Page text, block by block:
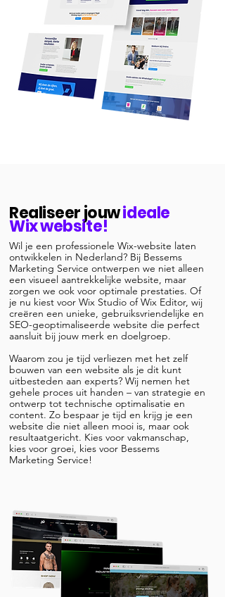
Realiseer jouwideale
Wix website!
Wil je een professionele Wix-website laten
ontwikkelen in Nederland? Bij Bessems
Marketing Service ontwerpen we niet alleen
een visueel aantrekkelijke website, maar
zorgen we ook voor optimale prestaties. Of
je nu kiest voor Wix Studio of Wix Editor, wij
creëren een unieke, gebruiksvriendelijke en
SEO-geoptimaliseerde website die perfect
aansluit bij jouw merk en doelgroep.
Waarom zou je tijd verliezen met het zelf
bouwen van een website als je dit kunt
uitbesteden aan experts? Wij nemen het
gehele proces uit handen – van strategie en
ontwerp tot technische optimalisatie en
content. Zo bespaar je tijd en krijg je een
website die niet alleen mooi is, maar ook
resultaatgericht. Kies voor vakmanschap,
kies voor groei, kies voor Bessems
Marketing Service!